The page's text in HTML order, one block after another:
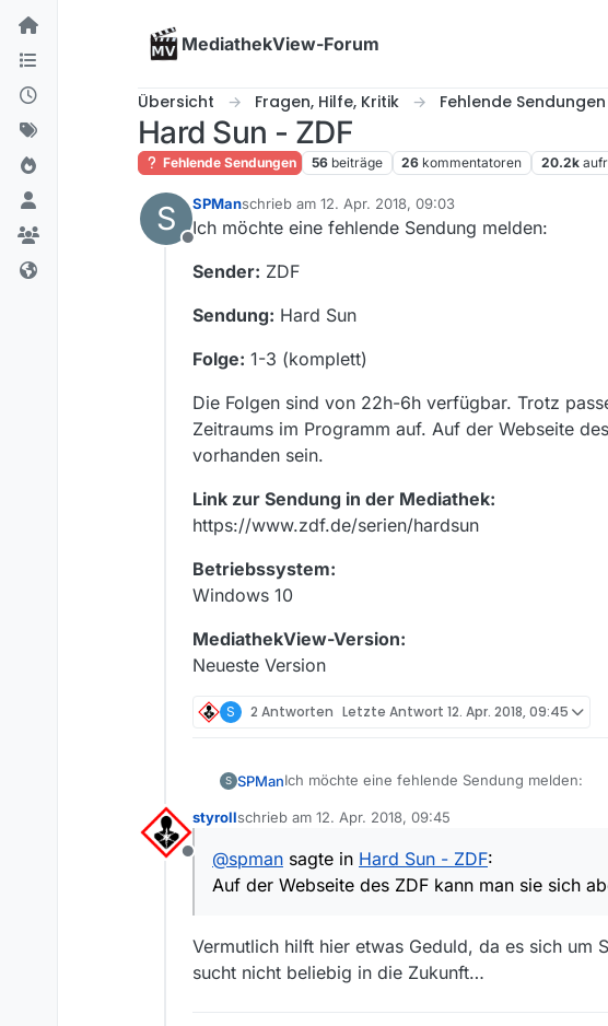
Skip to content
MediathekView-Forum
Übersicht Fragen, Hilfe, Kritik Fehlende Sendungen
Hard Sun - ZDF
Fehlende Sendungen 56 beiträge 26 kommentatoren 20.2k
S
Offline
SPManschrieb am 12. Apr. 2018, 09:03
zuletzt editiert von
Ich möchte eine fehlende Sendung melden:
Sender: ZDF
Sendung: Hard Sun
Folge: 1-3 (komplett)
Die Folgen sind von 22h-6h verfügbar. Trotz
Zeitraums im Programm auf. Auf der Webseite
vorhanden sein.
Link zur Sendung in der Mediathek:
https://www.zdf.de/serien/hardsun
Betriebssystem:
Windows 10
MediathekView-Version:
Neueste Version
S 2 Antworten Letzte Antwort 12. Apr. 2018, 09:45
S SPManIch möchte eine fehlende Sendung melden:
Sender: ZDF
Sendung:Hard Sun
Die Folgen sind von 22h-6h verfügbar. Trotz
Programm auf. Auf der Webseite des ZDF
Offline
styrollschrieb am 12. Apr. 2018, 09:45
zuletzt editiert von
@spman sagte in Hard Sun - ZDF:
Auf der Webseite des ZDF kann man sie sich
Vermutlich hilft hier etwas Geduld, da es sich um
sucht nicht beliebig in die Zukunft…